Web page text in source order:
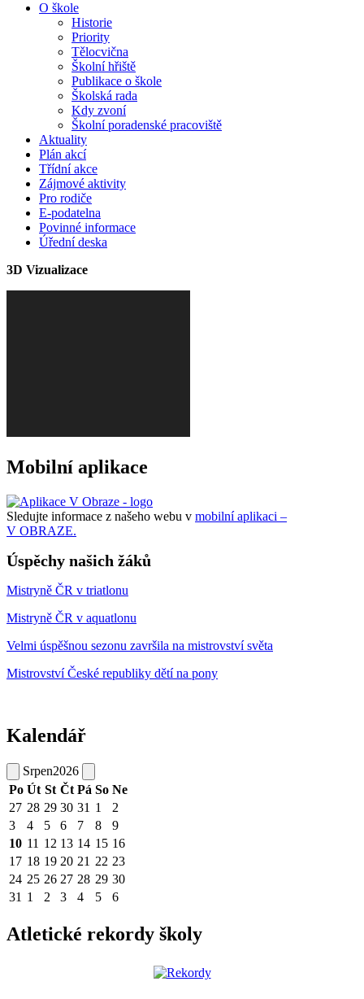
O škole
Historie
Priority
Tělocvična
Školní hřiště
Publikace o škole
Školská rada
Kdy zvoní
Školní poradenské pracoviště
Aktuality
Plán akcí
Třídní akce
Zájmové aktivity
Pro rodiče
E-podatelna
Povinné informace
Úřední deska
3D Vizualizace
Mobilní aplikace
Sledujte informace z našeho webu v mobilní aplikaci –
V OBRAZE.
Úspěchy našich žáků
Mistryně ČR v triatlonu
Mistryně ČR v aquatlonu
Velmi úspěšnou sezonu završila na mistrovství světa
Mistrovství České republiky dětí na pony
Kalendář
Srpen2026
Po Út St Čt Pá So Ne
27 28 29 30 31 1
2
3
4 5 6 7 8
9
10 11 12 13 14 15 16
17 18 19 20 21 22 23
24 25 26 27 28 29 30
31 1 2 3 4 5 6
Atletické rekordy školy